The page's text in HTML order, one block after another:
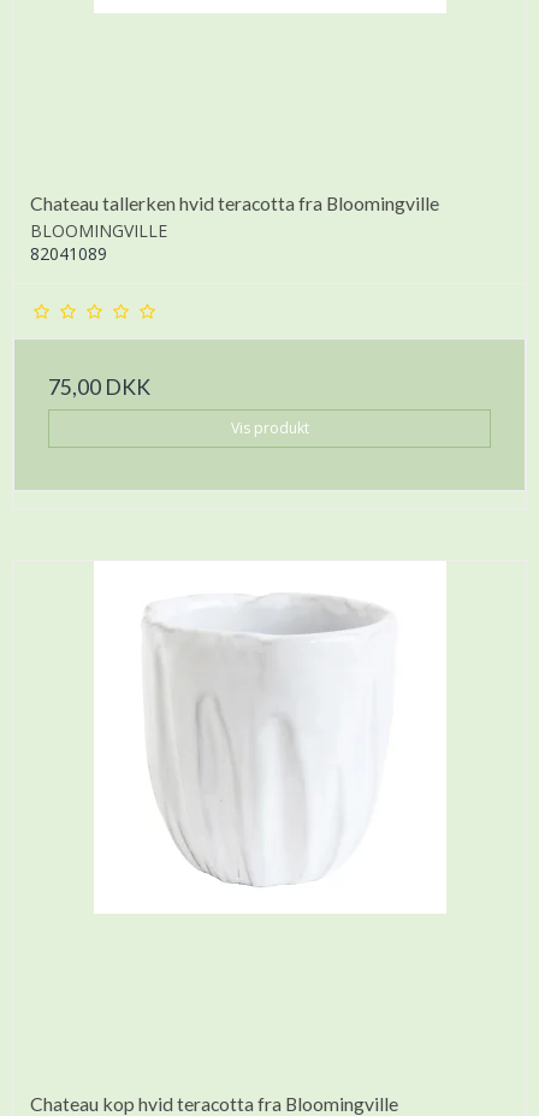
Chateau tallerken hvid teracotta fra Bloomingville
BLOOMINGVILLE
82041089
75,00 DKK
Vis produkt
Chateau kop hvid teracotta fra Bloomingville